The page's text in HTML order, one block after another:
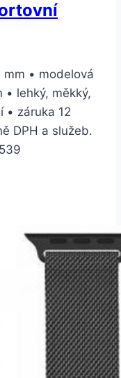
• modelová
• lehký, měkký,
• záruka 12
DPH a služeb.